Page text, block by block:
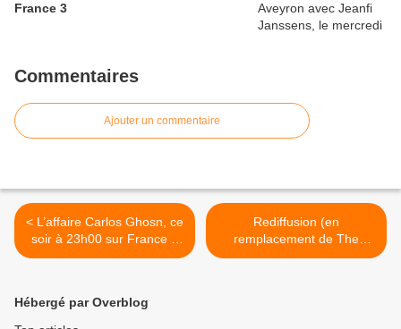
France 3
Commentaires
Ajouter un commentaire
< L’affaire Carlos Ghosn, ce
soir à 23h00 sur France 2
dans Complément
Rediffusion (en
remplacement de The
Bridge) de Scènes de
Hébergé par Overblog